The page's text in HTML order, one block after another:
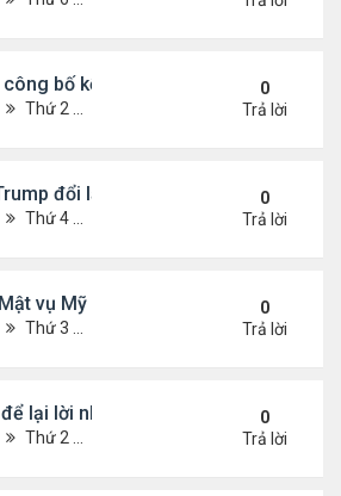
công bố kế hoạch chấm dứt chiến sự
Thứ 2 Tháng 9 29, 2025 4:47 pm
0
Trả lời
đổi lập trường về lãnh thổ
Thứ 4 Tháng 9 24, 2025 4:44 pm
0
Trả lời
vụ Mỹ khi bảo vệ lễ tưởng niệm
Thứ 3 Tháng 9 16, 2025 5:42 pm
0
Trả lời
lại lời nhắn trước khi ám sát Charlie
Thứ 2 Tháng 9 15, 2025 4:33 pm
0
Trả lời